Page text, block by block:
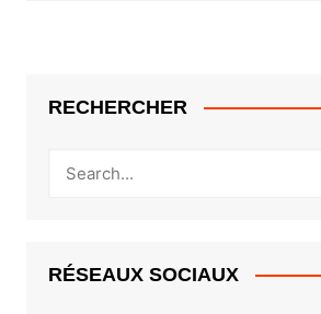
RECHERCHER
RÉSEAUX SOCIAUX